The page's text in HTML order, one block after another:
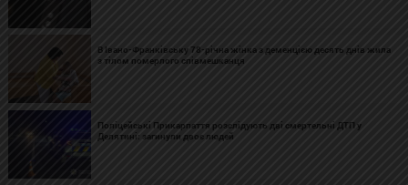
В Івано-Франківську 78-річна жінка з деменцією десять днів жила
з тілом померлого співмешканця
Поліцейські Прикарпаття розслідують дві смертельні ДТП у
Делятині: загинули двоє людей